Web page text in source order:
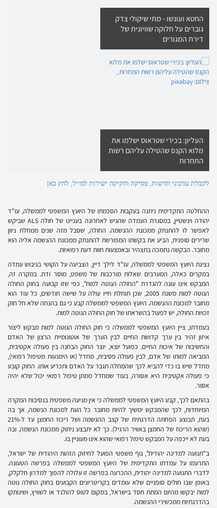
החטא ועונשו - מתי שיקולי צדק
גוברים על חלוקה שוויונית של
דירת המגורים
העליון: בכירי שטראוס ישלמו את
מלוא הקנס שהטילה עליהם רשות
התחרות
לקבלת עדכוני חדשות, פסיקה וחקיקה ישירות למייל, לחץ כאן
ההחלטה התקדימית ניתנה בעקבות הסכמתו של היועץ המשפטי לממשלה, עו"ד
יהודה וינשטיין, במסגרת העמדה שהגיש לאחרונה בעניינו של חולה ALSשביקש
לאפשר לו להתנתק ממכונת ההנשמה. החולה, שסבל מזה שנים ממחלת ניוון
שרירים סופנית, הביע את בקשתו המפורשת להתנתק ממכונת ההנשמה אליה הוא
מחובר. הבקשה נתמכה בתצהיר ובאמצעות חוות דעת רפואיות.
נציגת היועץ המשפטי לממשלה, עו"ד לילך דיין, הצביעה על הקושי בגיבוש עמדה
במקרים כאלה, המערבים שאלות מורכבות של משפט, מוסר ודת. במקרה זה,
המבקש אינו עונה להגדרת "החולה הנוטה למות", כפי שזו קבועה בחוק החולה
הנוטה למות משנת 2005, שכן תוחלת חייו עולה על שישה חודשים, כל עוד הוא
מחובר למכונת ההנשמה. היועץ המשפטי לממשלה קבע כי גם בהנחה שלא חל חוק
זכויות החולה, יש לפעול בהשראתו של חוק החולה הנוטה למות.
בעמדתו, ציין היועץ המשפטי לממשלה כי חוק החולה הנוטה למות מבקש ליצור
איזון זהיר בין ערך קדושת החיים לבין הערך של אוטונומיית הרצון של האדם
והחשיבות של איכות החיים. כפועל יוצא, יוצר החוק הבחנה בין פעולה אקטיבית,
המביאה למותו של אדם, לבין פעולה פסיבית, מחדל (או הימנעות מטיפול רפואי),
מחדל שיש בו כדי להביא לכך שהמחלה תגבר על האדם ותכריע אותו. החוק קובע
כי פעולה אקטיבית היא אסורה, בעוד שמחדל ממתן טיפול רפואי יכול שלא יהיה
אסור.
בהתאם לכך, קבע היועץ המשפטי לממשלה כי אין מניעה משפטית בנסיבות המקרה
המיוחדות, לכך שהמבקש ימשיך להיות מחובר כל העת למכונת הנשמה, אך בה
בעת, תבוצע הפחתה הדרגתית של קצב ההנשמה ושל ריכוז החמצן עד ל-21%
(שהוא הריכוז של החמצן באוויר הרגיל). כך לא יתבצע ניתוק ממכונת הנשמה, ובה
בעת לא ייכפה על המבקש טיפול רפואי שהוא אינו מעוניין בו.
ב"תנועה למדינה יהודית", גוף משפטי הפועל לחיזוק הזהות היהודית של ישראל,
התרעמו על עמדתו התקדימית של היועץ המשפטי לממשלה בפרשה הטעונה.
לדברי התנועה למדינה יהודית, ההכרעה בפרשה זו עלולה להפוך למדרון חלקלק,
באופן שבו חולים סופניים שלא עומדים בקריטריונים הקבועים בחוק החולה נוטה
למות יבקשו מהיום המתת חסד בישראל, במקום לטוס להולנד או לשוויץ, ושינותקו
בהדרגתיות ממכשירי ההנשמה.